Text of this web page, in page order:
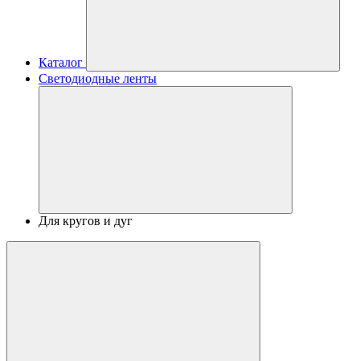
Каталог
Светодиодные ленты
Для кругов и дуг